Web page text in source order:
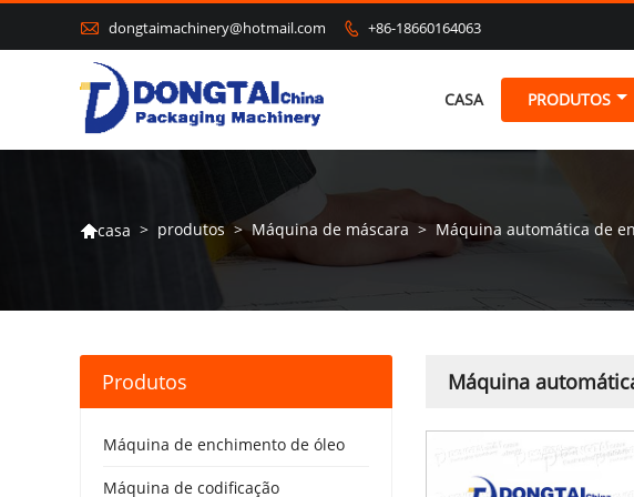
 dongtaimachinery@hotmail.com  +86-18660164063
CASA PRODUTOS
casa > produtos > Máquina de máscara > Máquina automática de
Máquina
Produtos
Máquina de enchimento de óleo
Máquina de codificação